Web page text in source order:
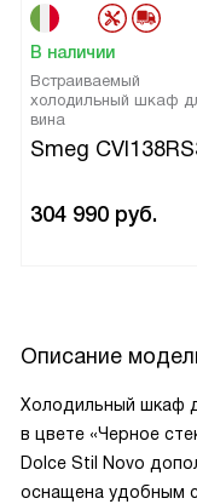
В наличии
Встраиваемый
холодильный шкаф
вина
Smeg
304 990 руб.
Описание
Холодильный шкаф
в цвете «Черное
Dolce Stil Novo
оснащена удобным